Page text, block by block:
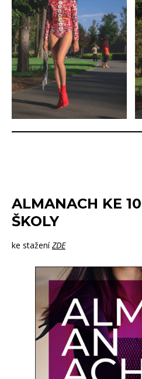
ALMANACH KE
ŠKOLY
ke staženíZDE